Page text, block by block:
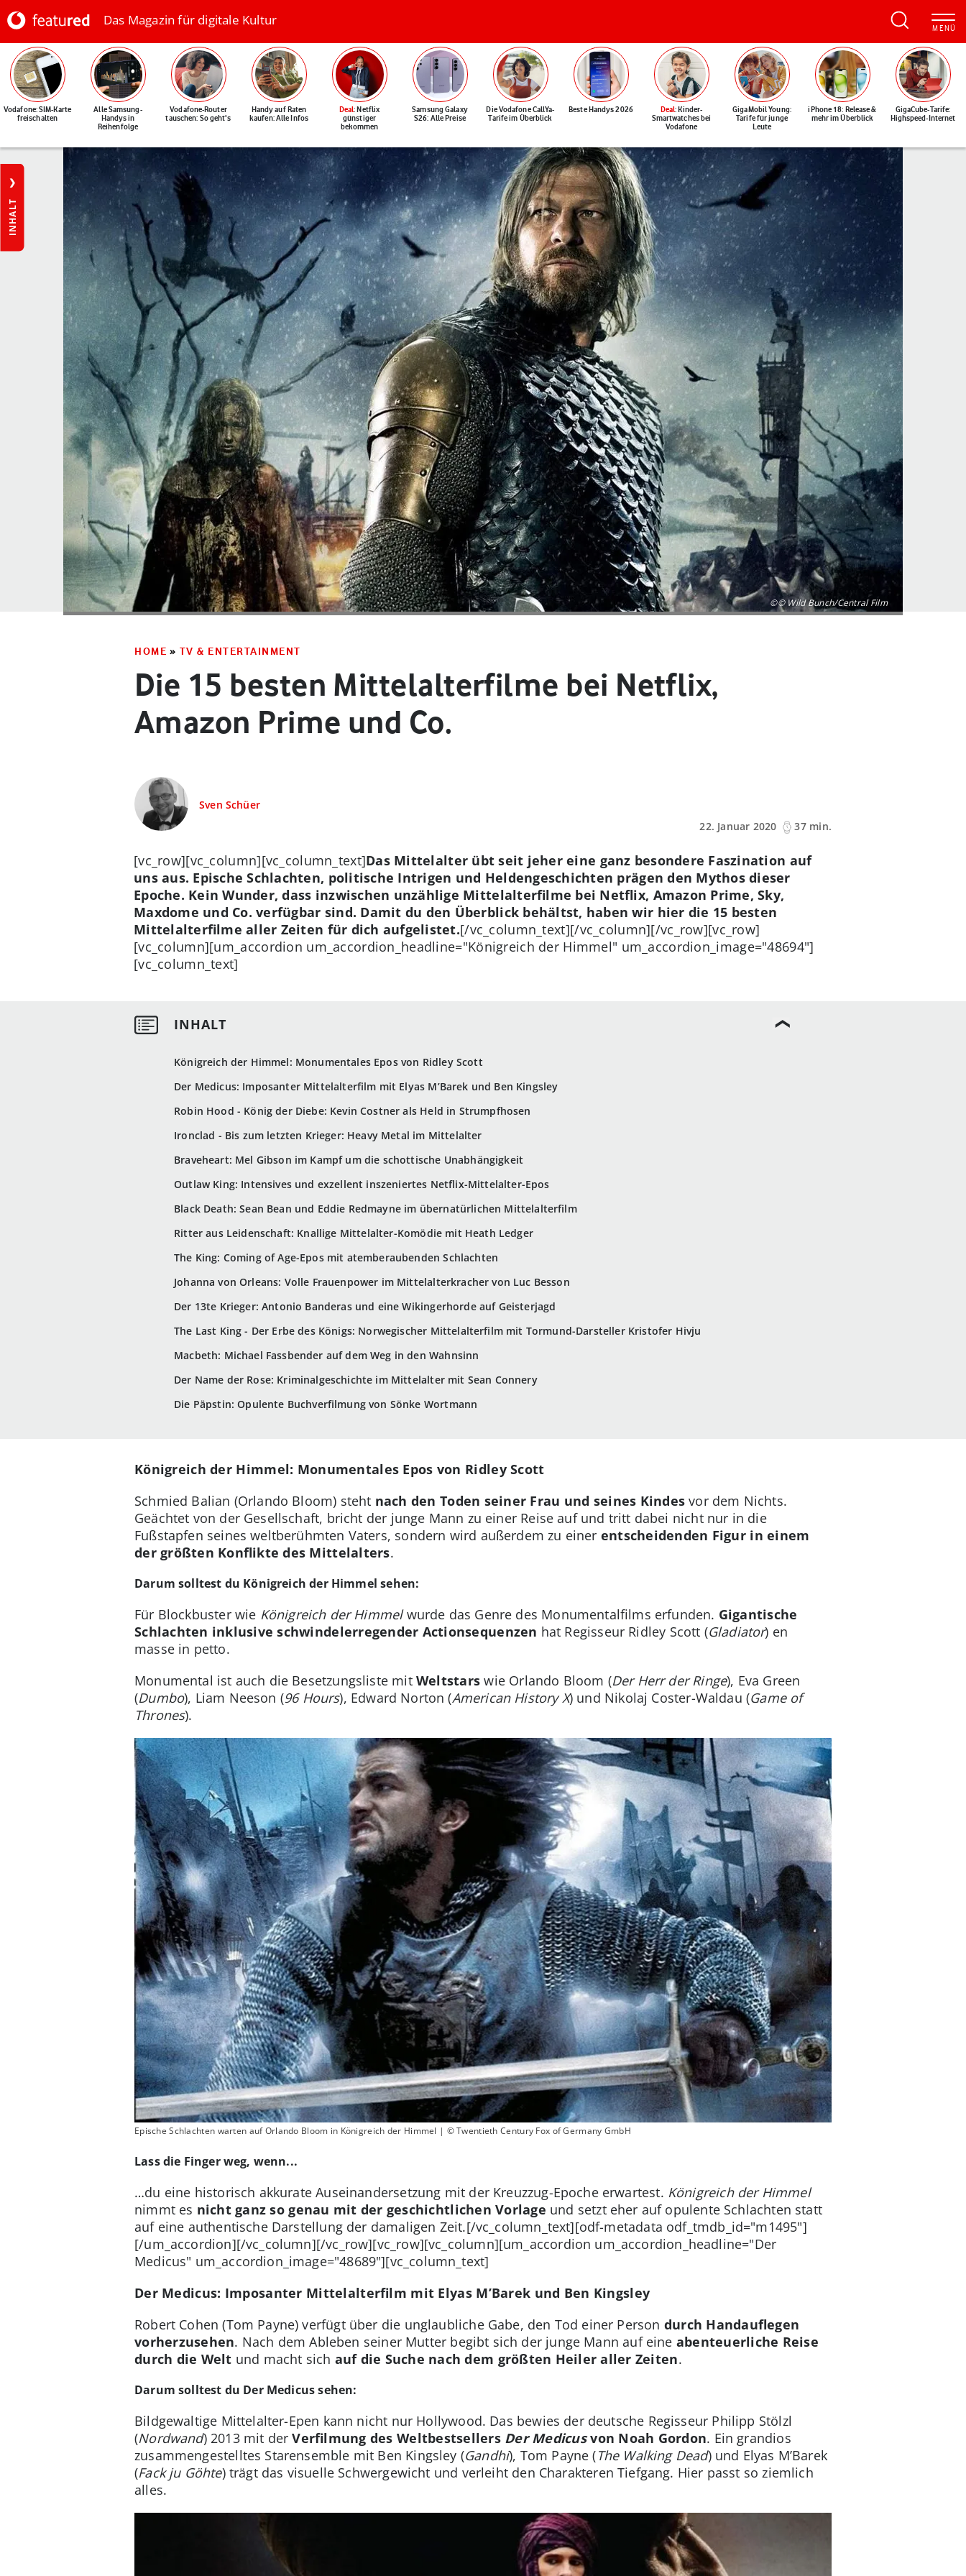
Das Magazin für digitale Kultur
Vodafone: SIM-Karte
freischalten
Alle Samsung-
Handys in
Reihenfolge
Vodafone-Router
tauschen: So geht's
Handy auf Raten
kaufen: Alle Infos
Deal: Netflix
günstiger
bekommen
Samsung Galaxy
S26: Alle Preise
Die Vodafone CallYa-
Tarife im Überblick
Beste Handys 2026 Deal: Kinder-
Smartwatches bei
Vodafone
GigaMobil Young:
Tarife für junge
Leute
iPhone 18: Release &
mehr im Überblick
GigaCube-Tarife:
Highspeed-Internet
INHALT
©© Wild Bunch/Central Film
HOME » TV & ENTERTAINMENT
Die 15 besten Mittelalterfilme bei Netflix,
Amazon Prime und Co.
Sven Schüer
22. Januar 2020
37 min.
Königreich der Himmel: Monumentales Epos von Ridley Scott
Der Medicus: Imposanter Mittelalterfilm mit Elyas M’Barek und Ben Kingsley
Robin Hood - König der Diebe: Kevin Costner als Held in Strumpfhosen
Ironclad - Bis zum letzten Krieger: Heavy Metal im Mittelalter
Braveheart: Mel Gibson im Kampf um die schottische Unabhängigkeit
Outlaw King: Intensives und exzellent inszeniertes Netflix-Mittelalter-Epos
Black Death: Sean Bean und Eddie Redmayne im übernatürlichen Mittelalterfilm
Ritter aus Leidenschaft: Knallige Mittelalter-Komödie mit Heath Ledger
The King: Coming of Age-Epos mit atemberaubenden Schlachten
Johanna von Orleans: Volle Frauenpower im Mittelalterkracher von Luc Besson
Der 13te Krieger: Antonio Banderas und eine Wikingerhorde auf Geisterjagd
The Last King - Der Erbe des Königs: Norwegischer Mittelalterfilm mit Tormund-Darsteller Kristofer Hivju
Macbeth: Michael Fassbender auf dem Weg in den Wahnsinn
Der Name der Rose: Kriminalgeschichte im Mittelalter mit Sean Connery
Die Päpstin: Opulente Buchverfilmung von Sönke Wortmann
[vc_row][vc_column][vc_column_text]Das Mittelalter übt seit jeher eine ganz besondere Faszination auf
uns aus. Epische Schlachten, politische Intrigen und Heldengeschichten prägen den Mythos dieser
Epoche. Kein Wunder, dass inzwischen unzählige Mittelalterfilme bei Netflix, Amazon Prime, Sky,
Maxdome und Co. verfügbar sind. Damit du den Überblick behältst, haben wir hier die 15 besten
Mittelalterfilme aller Zeiten für dich aufgelistet.[/vc_column_text][/vc_column][/vc_row][vc_row]
[vc_column][um_accordion um_accordion_headline="Königreich der Himmel" um_accordion_image="48694"]
[vc_column_text]
Königreich der Himmel: Monumentales Epos von Ridley Scott
Schmied Balian (Orlando Bloom) steht nach den Toden seiner Frau und seines Kindes vor dem Nichts.
Geächtet von der Gesellschaft, bricht der junge Mann zu einer Reise auf und tritt dabei nicht nur in die
Fußstapfen seines weltberühmten Vaters, sondern wird außerdem zu einer entscheidenden Figur in einem
der größten Konflikte des Mittelalters.
Darum solltest du Königreich der Himmel sehen:
Für Blockbuster wie Königreich der Himmelwurde das Genre des Monumentalfilms erfunden. Gigantische
Schlachten inklusive schwindelerregender Actionsequenzen hat Regisseur Ridley Scott (Gladiator) en
masse in petto.
Monumental ist auch die Besetzungsliste mit Weltstars wie Orlando Bloom (Der Herr der Ringe), Eva Green
(Dumbo), Liam Neeson (96 Hours), Edward Norton (American History X) und Nikolaj Coster-Waldau (Game of
Thrones).
Epische Schlachten warten auf Orlando Bloom in Königreich der Himmel | © Twentieth Century Fox of Germany GmbH
Lass die Finger weg, wenn...
…du eine historisch akkurate Auseinandersetzung mit der Kreuzzug-Epoche erwartest. Königreich der Himmel
nimmt es nicht ganz so genau mit der geschichtlichen Vorlage und setzt eher auf opulente Schlachten statt
auf eine authentische Darstellung der damaligen Zeit.[/vc_column_text][odf-metadata odf_tmdb_id="m1495"]
[/um_accordion][/vc_column][/vc_row][vc_row][vc_column][um_accordion um_accordion_headline="Der
Medicus" um_accordion_image="48689"][vc_column_text]
Der Medicus: Imposanter Mittelalterfilm mit Elyas M’Barek und Ben Kingsley
Robert Cohen (Tom Payne) verfügt über die unglaubliche Gabe, den Tod einer Person durch Handauflegen
vorherzusehen. Nach dem Ableben seiner Mutter begibt sich der junge Mann auf eine abenteuerliche Reise
durch die Welt und macht sich auf die Suche nach dem größten Heiler aller Zeiten.
Darum solltest du Der Medicus sehen:
Bildgewaltige Mittelalter-Epen kann nicht nur Hollywood. Das bewies der deutsche Regisseur Philipp Stölzl
(Nordwand) 2013 mit derVerfilmung des Weltbestsellers Der Medicusvon Noah Gordon. Ein grandios
zusammengestelltes Starensemble mit Ben Kingsley (Gandhi), Tom Payne (The Walking Dead) und Elyas M’Barek
(Fack ju Göhte) trägt das visuelle Schwergewicht und verleiht den Charakteren Tiefgang. Hier passt so ziemlich
alles.